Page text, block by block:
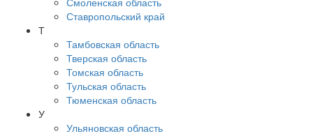
Ставропольский край
Т
Тамбовская область
Тверская область
Томская область
Тульская область
Тюменская область
У
Ульяновская область